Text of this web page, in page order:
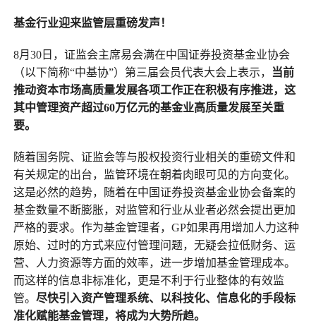
基金行业迎来监管层重磅发声！
8月30日，证监会主席易会满在中国证券投资基金业协会
（以下简称“中基协”）第三届会员代表大会上表示，
当前
推动资本市场高质量发展各项工作正在积极有序推进，这
其中管理资产超过60万亿元的基金业高质量发展至关重
要。
随着国务院、证监会等与股权投资行业相关的重磅文件和
有关规定的出台，监管环境在朝着肉眼可见的方向变化。
这是必然的趋势，随着在中国证券投资基金业协会备案的
基金数量不断膨胀，对监管和行业从业者必然会提出更加
严格的要求。作为基金管理者，GP如果再用增加人力这种
原始、过时的方式来应付管理问题，无疑会拉低财务、运
营、人力资源等方面的效率，进一步增加基金管理成本。
而这样的信息非标准化，更是不利于行业整体的有效监
管。 尽快引入资产管理系统、以科技化、信息化的手段标
准化赋能基金管理，将成为大势所趋。